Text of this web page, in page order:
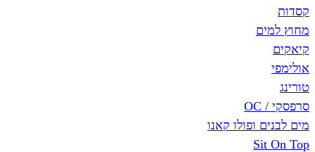
ופולו קאנו